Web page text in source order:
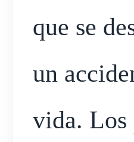
que se
un
vida. Los